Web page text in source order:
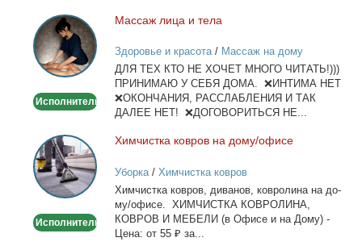
Массаж
лица
и
тела
Исполнитель
Мас­саж ли­ца и те­ла
Здоровье и красота/ Массаж на дому
ДЛЯ ТЕХ КТО НЕ ХОЧЕТ МНОГО ЧИТАТЬ!)))
ПРИНИМАЮ У СЕБЯ ДОМА. ❌ИНТИМА НЕТ
❌ОКОНЧАНИЯ, РАССЛАБЛЕНИЯ И ТАК
ДАЛЕЕ НЕТ! ❌ДОГОВОРИТЬСЯ НЕ...
Химчистка
ковров
на
дому/
Исполнитель
Хим­чист­ка ков­ров на до­му/офи­се
Уборка/ Химчистка ковров
Хим­чист­ка ков­ров, ди­ва­нов, ков­ро­ли­на на до­
му/офи­се. ХИМЧИСТКА КОВРОЛИНА,
КОВРОВ И МЕБЕЛИ (в Офи­се и на До­му) -
Це­на: от 55 ₽ за...